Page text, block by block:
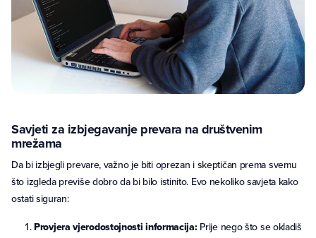
Savjeti za izbjegavanje prevara na društvenim
mrežama
Da bi izbjegli prevare, važno je biti oprezan i skeptičan prema svemu
što izgleda previše dobro da bi bilo istinito. Evo nekoliko savjeta kako
ostati siguran:
Provjera vjerodostojnosti informacija: Prije nego što se okladiš